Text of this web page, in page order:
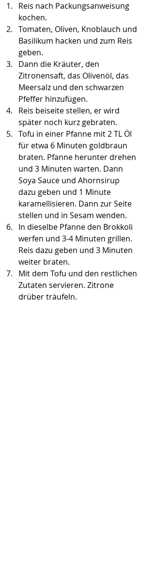
Reis nach Packungsanweisung
kochen.
Tomaten, Oliven, Knoblauch und
Basilikum hacken und zum Reis
geben.
Dann die Kräuter, den
Zitronensaft, das Olivenöl, das
Meersalz und den schwarzen
Pfeffer hinzufügen.
Reis beiseite stellen, er wird
später noch kurz gebraten.
Tofu in einer Pfanne mit 2 TL Öl
für etwa 6 Minuten goldbraun
braten. Pfanne herunter drehen
und 3 Minuten warten. Dann
Soya Sauce und Ahornsirup
dazu geben und 1 Minute
karamellisieren. Dann zur Seite
stellen und in Sesam wenden.
In dieselbe Pfanne den Brokkoli
werfen und 3-4 Minuten grillen.
Reis dazu geben und 3 Minuten
weiter braten.
Mit dem Tofu und den restlichen
Zutaten servieren. Zitrone
drüber träufeln.